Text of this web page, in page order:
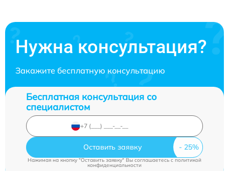
Нужна консультация?
Закажите бесплатную консультацию
Бесплатная консультация со
специалистом
Оставить заявку
Нажимая на кнопку "Оставить заявку" Вы соглашаетесь cполитикой
конфиденциальности